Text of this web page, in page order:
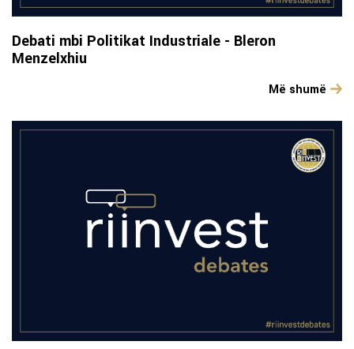
Debati mbi Politikat Industriale - Bleron
Menzelxhiu
Më shumë